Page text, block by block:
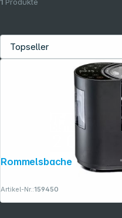
1 Produkte
Artikel-Nr.:159450